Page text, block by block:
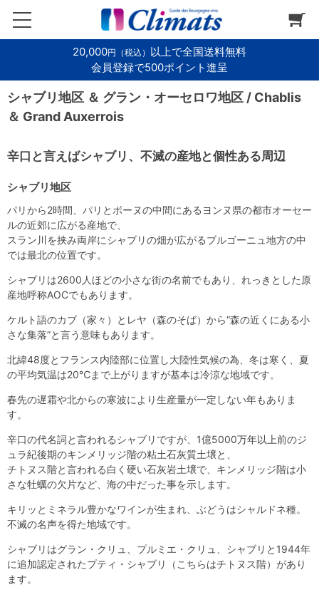
20,000円（税込） 以上で全国送料無料
会員登録で500ポイント進呈
シャブリ地区 ＆ グラン・オーセロワ地区 / Chablis
＆ Grand Auxerrois
辛口と言えばシャブリ、不滅の産地と個性ある周辺
シャブリ地区
パリから2時間、パリとボーヌの中間にあるヨンヌ県の都市オーセー
ルの近郊に広がる産地で、
スラン川を挟み両岸にシャブリの畑が広がるブルゴーニュ地方の中
では最北の位置です。
シャブリは2600人ほどの小さな街の名前でもあり、れっきとした原
産地呼称AOCでもあります。
ケルト語のカブ（家々）とレヤ（森のそば）から“森の近くにある小
さな集落”と言う意味もあります。
北緯48度とフランス内陸部に位置し大陸性気候の為、冬は寒く、夏
の平均気温は20℃まで上がりますが基本は冷涼な地域です。
春先の遅霜や北からの寒波により生産量が一定しない年もありま
す。
辛口の代名詞と言われるシャブリですが、1億5000万年以上前のジ
ュラ紀後期のキンメリッジ階の粘土石灰質土壌と、
チトヌス階と言われる白く硬い石灰岩土壌で、キンメリッジ階は小
さな牡蠣の欠片など、海の中だった事を示します。
キリッとミネラル豊かなワインが生まれ、ぶどうはシャルドネ種。
不滅の名声を得た地域です。
シャブリはグラン・クリュ、プルミエ・クリュ、シャブリと1944年
に追加認定されたプティ・シャブリ（こちらはチトヌス階）があり
ます。